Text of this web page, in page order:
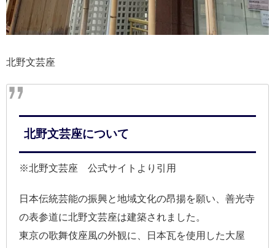
北野文芸座
北野文芸座について
※北野文芸座 公式サイトより引用
日本伝統芸能の振興と地域文化の昂揚を願い、善光寺
の表参道に北野文芸座は建築されました。
東京の歌舞伎座風の外観に、日本瓦を使用した大屋